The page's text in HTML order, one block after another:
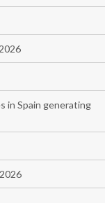
in Spain generating